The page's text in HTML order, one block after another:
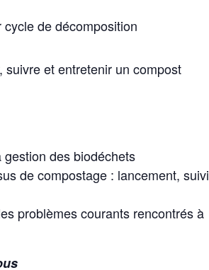
de décomposition
et entretenir un compost
des biodéchets
de compostage : lancement, suivi
problèmes courants rencontrés à